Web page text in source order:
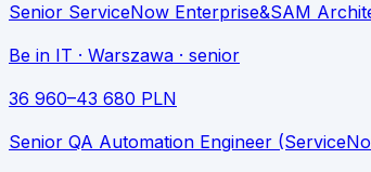
Senior ServiceNow Enterprise&SAM
Be in IT · Warszawa · senior
36 960–43 680 PLN
Senior QA Automation Engineer